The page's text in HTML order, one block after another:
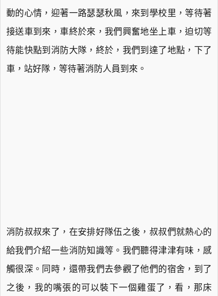
動的心情，迎著一路瑟瑟秋風，來到學校里，等待著
接送車到來，車終於來，我們興奮地坐上車，迫切等
待能快點到消防大隊，終於，我們到達了地點，下了
車，站好隊，等待著消防人員到來。
消防叔叔來了，在安排好隊伍之後，叔叔們就熱心的
給我們介紹一些消防知識等。我們聽得津津有味，感
觸很深。同時，還帶我們去參觀了他們的宿舍，到了
之後，我的嘴張的可以裝下一個雞蛋了，看，那床